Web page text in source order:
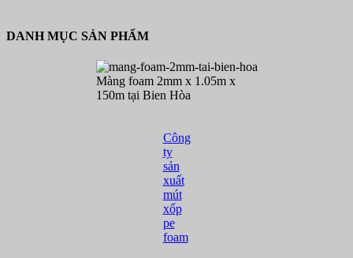
DANH MỤC SẢN PHẨM
Màng foam 2mm x 1.05m x
150m tại Bien Hòa
Công
ty
sản
xuất
mút
xốp
pe
foam